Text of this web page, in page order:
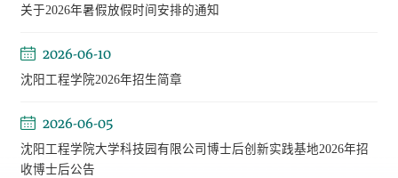
关于2026年暑假放假时间安排的通知
2026-06-10
沈阳工程学院2026年招生简章
2026-06-05
沈阳工程学院大学科技园有限公司博士后创新实践基地2026年招
收博士后公告